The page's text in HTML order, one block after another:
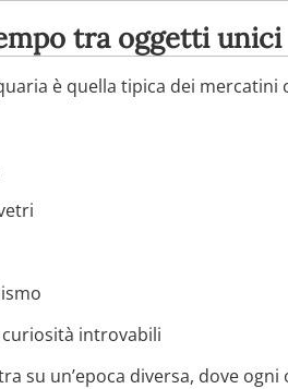
tra oggetti unici
è quella tipica dei
introvabili
su un’epoca diversa, dove